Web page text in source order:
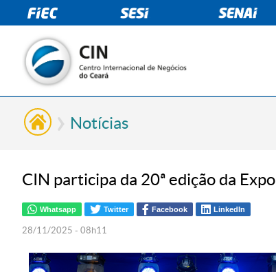
Notícias
CIN participa da 20ª edição da
Whatsapp Twitter Facebook LinkedIn
28/11/2025 - 08h11